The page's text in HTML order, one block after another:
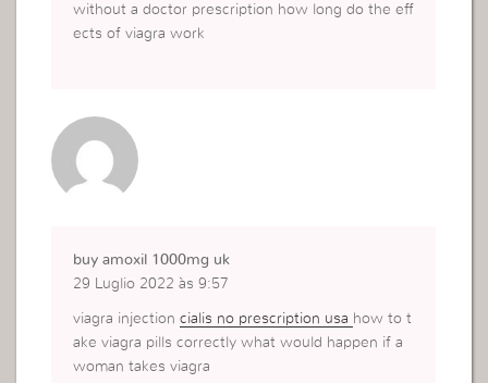
without a doctor prescription how long do the eff
ects of viagra work
buy amoxil 1000mg uk
29 Luglio 2022 às 9:57
viagra injectioncialis no prescription usa how to t
ake viagra pills correctly what would happen if a
woman takes viagra